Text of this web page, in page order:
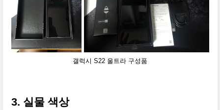
갤럭시 S22 울트라 구성품
3. 실물 색상